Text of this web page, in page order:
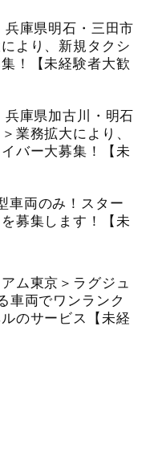
兵庫県明石・三田市
より、新規タクシ
！【未経験者大歓
兵庫県加古川・明石
業務拡大により、
バー大募集！【未
車両のみ！スター
募集します！【未
ム東京＞ラグジュ
車両でワンランク
のサービス【未経